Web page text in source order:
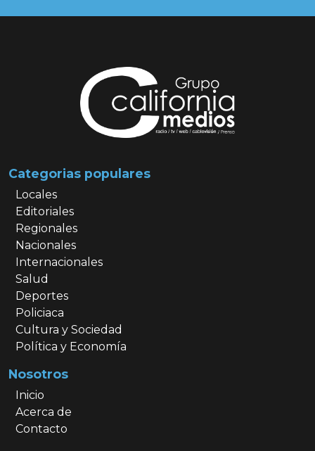
Categorias populares
Locales
Editoriales
Regionales
Nacionales
Internacionales
Salud
Deportes
Policiaca
Cultura y Sociedad
Política y Economía
Nosotros
Inicio
Acerca de
Contacto